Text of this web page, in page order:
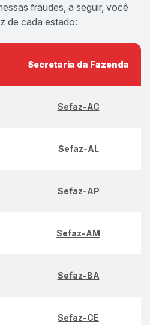
fraudes, a seguir, você
de cada estado:
Secretaria da Fazenda
Sefaz-AC
Sefaz-AL
Sefaz-AP
Sefaz-AM
Sefaz-BA
Sefaz-CE